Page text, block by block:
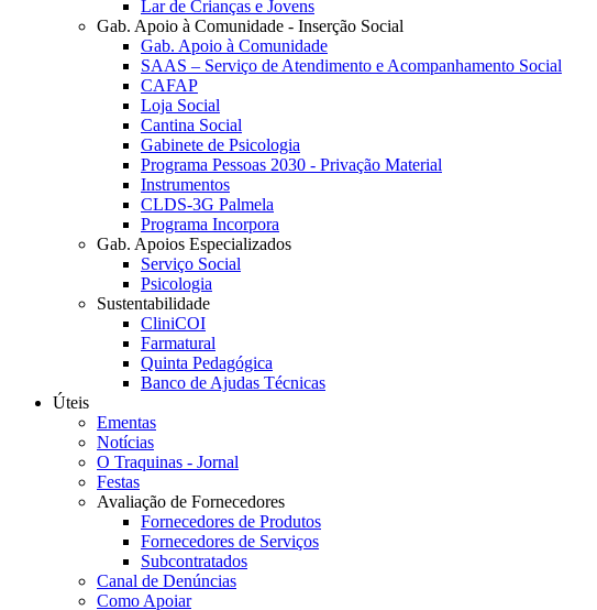
Lar de Crianças e Jovens
Gab. Apoio à Comunidade - Inserção Social
Gab. Apoio à Comunidade
SAAS – Serviço de Atendimento e Acompanhamento Social
CAFAP
Loja Social
Cantina Social
Gabinete de Psicologia
Programa Pessoas 2030 - Privação Material
Instrumentos
CLDS-3G Palmela
Programa Incorpora
Gab. Apoios Especializados
Serviço Social
Psicologia
Sustentabilidade
CliniCOI
Farmatural
Quinta Pedagógica
Banco de Ajudas Técnicas
Úteis
Ementas
Notícias
O Traquinas - Jornal
Festas
Avaliação de Fornecedores
Fornecedores de Produtos
Fornecedores de Serviços
Subcontratados
Canal de Denúncias
Como Apoiar